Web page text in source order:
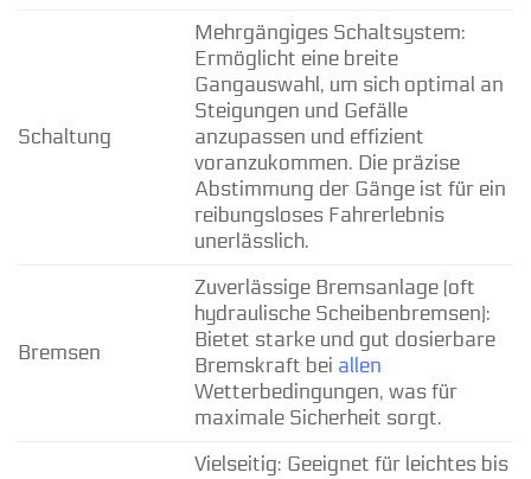
Schaltung
Mehrgängiges Schaltsystem:
Ermöglicht eine breite
Gangauswahl, um sich optimal an
Steigungen und Gefälle
anzupassen und effizient
voranzukommen. Die präzise
Abstimmung der Gänge ist für ein
reibungsloses Fahrerlebnis
unerlässlich.
Bremsen
Zuverlässige Bremsanlage (oft
hydraulische Scheibenbremsen):
Bietet starke und gut dosierbare
Bremskraft bei allen
Wetterbedingungen, was für
maximale Sicherheit sorgt.
Vielseitig: Geeignet für leichtes bis